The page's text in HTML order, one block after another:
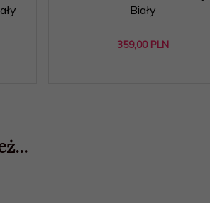
Biały
359,00 PLN